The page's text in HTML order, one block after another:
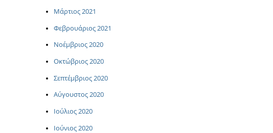
Μάρτιος 2021
Φεβρουάριος 2021
Νοέμβριος 2020
Οκτώβριος 2020
Σεπτέμβριος 2020
Αύγουστος 2020
Ιούλιος 2020
Ιούνιος 2020